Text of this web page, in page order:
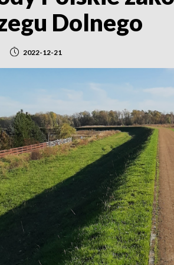
Dolnego
2022-12-21